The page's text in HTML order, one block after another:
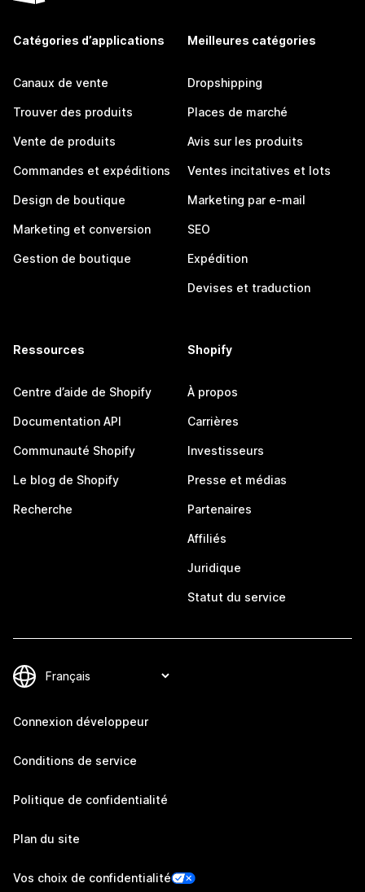
Catégories d’applications
Canaux de vente
Trouver des produits
Vente de produits
Commandes et expéditions
Design de boutique
Marketing et conversion
Gestion de boutique
Meilleures catégories
Dropshipping
Places de marché
Avis sur les produits
Ventes incitatives et lots
Marketing par e-mail
SEO
Expédition
Devises et traduction
Ressources
Centre d’aide de Shopify
Documentation API
Communauté Shopify
Le blog de Shopify
Recherche
Shopify
À propos
Carrières
Investisseurs
Presse et médias
Partenaires
Affiliés
Juridique
Statut du service
Connexion développeur
Conditions de service
Politique de confidentialité
Plan du site
Vos choix de confidentialité